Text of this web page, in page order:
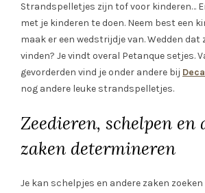
Strandspelletjes zijn tof voor kinderen…
met je kinderen te doen. Neem best een
maak er een wedstrijdje van. Wedden dat
vinden? Je vindt overal Petanque setjes.
gevorderden vind je onder andere bij
nog andere leuke strandspelletjes.
Zeedieren, schelpen en
zaken determineren
Je kan schelpjes en andere zaken zoeken